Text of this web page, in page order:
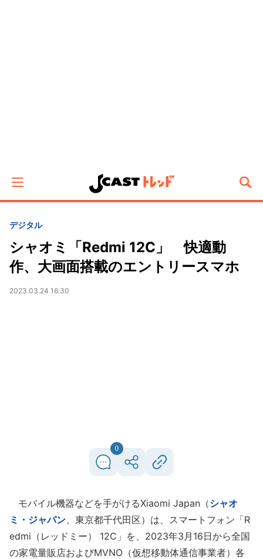
デジタル
シャオミ「Redmi 12C」 快適動
作、大画面搭載のエントリースマホ
2023.03.24 16:30
0
モバイル機器などを手がけるXiaomi Japan（シャオ
ミ・ジャパン、東京都千代田区）は、スマートフォン「R
edmi（レッドミー） 12C」を、2023年3月16日から全国
の家電量販店およびMVNO（仮想移動体通信事業者）各